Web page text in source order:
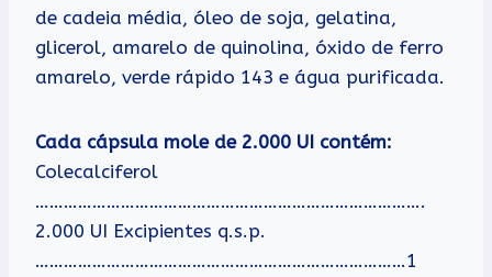
de cadeia média, óleo de soja, gelatina,
glicerol, amarelo de quinolina, óxido de ferro
amarelo, verde rápido 143 e água purificada.
Cada cápsula mole de 2.000 UI contém:
Colecalciferol
……………………………………………………………………….
2.000 UI Excipientes q.s.p.
……………………………………………………………………1